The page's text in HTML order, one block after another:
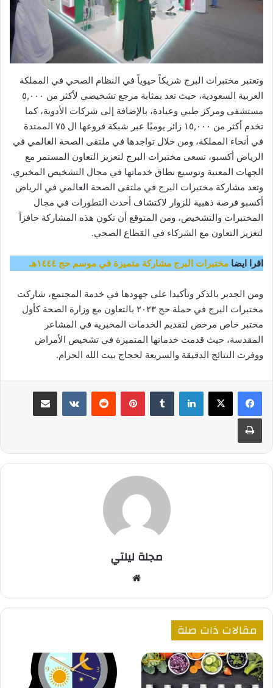
وتعتبر مختبرات البرج شريكاً حيوياً في النظام الصحي في المملكة
العربية السعودية، حيث تعد بمثابة مرجع تشخيصي لأكثر من ٥,٠٠٠
مستشفى ومركز طبي وعيادة، بالإضافة إلى شركات الأدوية، كما
تخدم أكثر من ١٥,٠٠٠ زائر يوميًا عبر شبكة فروعها ال ٧٥ الممتدة
في أنحاء المملكة، ومن خلال تواجدها في ملتقى الصحة العالمي في
الرياض أكسبو، تسعى مختبرات البرج لتعزيز التعاون المستمر مع
الجهات المعنية وتوسيع نطاق خدماتها في مجال التشخيص المخبري.
وتعد مشاركة مختبرات البرج في ملتقى الصحة العالمي في الرياض
أكسبو فرصة ذهبية للزوار لاكتشاف أحدث التطورات في مجال
المختبرات والتشخيص، ومن المتوقع أن تكون هذه المشاركة حافزاً
لتعزيز التعاون مع الشركاء في القطاع الصحي.
اقرا ايضا مختبرات البرج مشاركة متميزة في موسم حج ١٤٤٤هـ
ومن الجدير بالذكر وتأكيدا على جهودها في خدمة المجتمع، شاركت
مختبرات البرج في حملة حج ٢٠٢٣ بالتعاون مع وزارة الصحة كأول
مختبر خاص مرخص لتقديم الخدمات المخبرية في المشاعر
المقدسة، حيث قدمت خدماتها المتميزة في تشخيص الأمراض
ووفرت النتائج الدقيقة والسريعة لحجاج بيت الله الحرام.
لينكدإن بينتيريست مشاركة عبر البريد
طباعة
مجلة ليلتي
مقالات ذات صلة